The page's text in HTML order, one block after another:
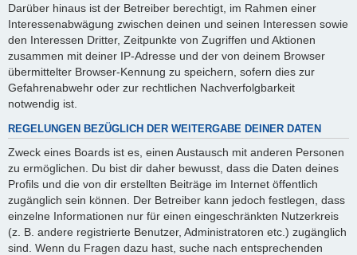
Darüber hinaus ist der Betreiber berechtigt, im Rahmen einer
Interessenabwägung zwischen deinen und seinen Interessen sowie
den Interessen Dritter, Zeitpunkte von Zugriffen und Aktionen
zusammen mit deiner IP-Adresse und der von deinem Browser
übermittelter Browser-Kennung zu speichern, sofern dies zur
Gefahrenabwehr oder zur rechtlichen Nachverfolgbarkeit
notwendig ist.
REGELUNGEN BEZÜGLICH DER WEITERGABE DEINER DATEN
Zweck eines Boards ist es, einen Austausch mit anderen Personen
zu ermöglichen. Du bist dir daher bewusst, dass die Daten deines
Profils und die von dir erstellten Beiträge im Internet öffentlich
zugänglich sein können. Der Betreiber kann jedoch festlegen, dass
einzelne Informationen nur für einen eingeschränkten Nutzerkreis
(z. B. andere registrierte Benutzer, Administratoren etc.) zugänglich
sind. Wenn du Fragen dazu hast, suche nach entsprechenden